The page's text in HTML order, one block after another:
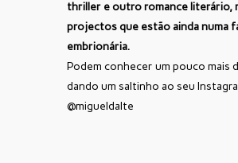
thriller e outro romance literário,
projectos que estão ainda numa
embrionária.
Podem conhecer um pouco mais
dando um saltinho ao seu
@migueldalte